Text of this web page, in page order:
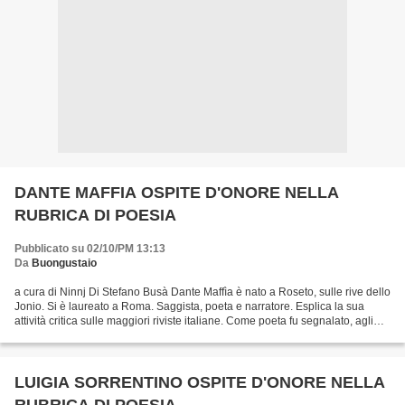
DANTE MAFFIA OSPITE D'ONORE NELLA
RUBRICA DI POESIA
Pubblicato su 02/10/PM 13:13
Da Buongustaio
a cura di Ninnj Di Stefano Busà Dante Maffìa è nato a Roseto, sulle rive dello
Jonio. Si è laureato a Roma. Saggista, poeta e narratore. Esplica la sua
attività critica sulle maggiori riviste italiane. Come poeta fu segnalato, agli
LUIGIA SORRENTINO OSPITE D'ONORE NELLA